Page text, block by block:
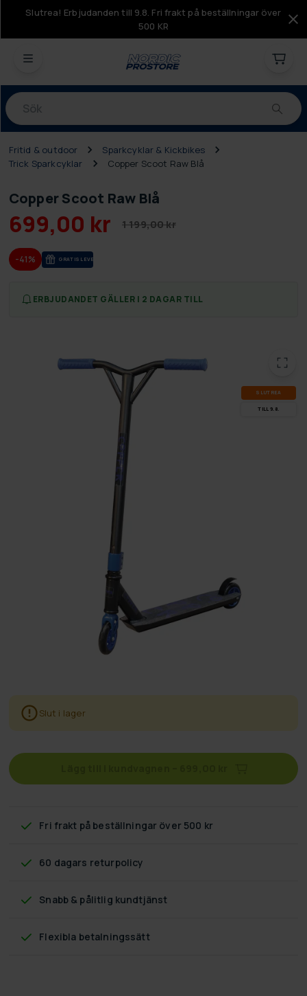
Slutrea! Erbjudanden till 9.8. Fri frakt på beställningar över
500 KR
Produkter
Fritid & outdoor
Sparkcyklar & Kickbikes
Trick Sparkcyklar
Copper Scoot Raw Blå
Copper Scoot Raw Blå
699,00 kr 1 199,00 kr
-41% GRA­TIS LE­VE­RANS
ERBJUDANDET GÄLLER I 2 DAGAR TILL
SLUT­REA
TILL 9.8.
Slut i lager
Fri frakt på beställningar över 500 kr
60 dagars returpolicy
Snabb & pålitlig kundtjänst
Flexibla betalningssätt